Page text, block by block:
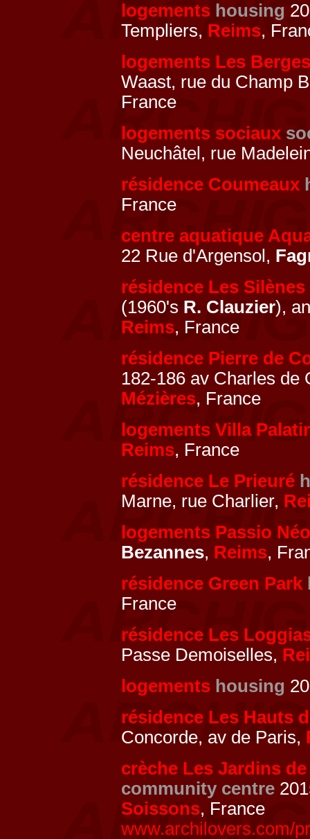
logements housing
Templiers, Reims,
logements Les
Waast, rue du Champ
France
logements sociaux
Neuchâtel, rue
résidence Coumeaux
France
centre aquatique
22 Rue d'Argensol,
résidence Les Silènes
(1960's R. Clauzier),
Reims, France
résidence Pierre de
182-186 av Charles
Mézières, France
logements Villa
Reims, France
résidence Le Prieuré
Marne, rue Charlier,
logements Passio Néo
Bezannes, Reims,
résidence Green Park
France
résidence Les
Passe Demoiselles,
logements housing
résidence Les Hauts
Concorde, av de Paris,
crèche Les Jardins
community centre
Soissons, France
www.archilovers.com/